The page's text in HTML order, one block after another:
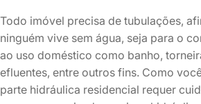
Todo imóvel precisa de tubulações,
ninguém vive sem água, seja para o
ao uso doméstico como banho,
efluentes, entre outros fins. Como
parte hidráulica residencial requer